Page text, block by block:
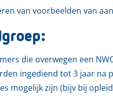
van voorbeelden van
die overwegen een
ingediend tot 3 jaar na
mogelijk zijn (bijv bij